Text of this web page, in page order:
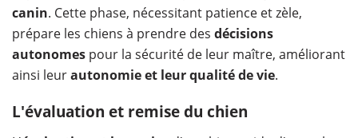
canin. Cette phase, nécessitant patience et zèle,
prépare les chiens à prendre des décisions
autonomes pour la sécurité de leur maître, améliorant
ainsi leurautonomie et leur qualité de vie.
L'évaluation et remise du chien